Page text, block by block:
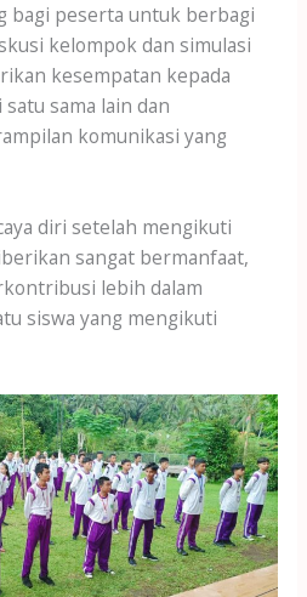
bagi peserta untuk berbagi
kelompok dan simulasi
kesempatan kepada
sama lain dan
komunikasi yang
diri setelah mengikuti
sangat bermanfaat,
lebih dalam
siswa yang mengikuti